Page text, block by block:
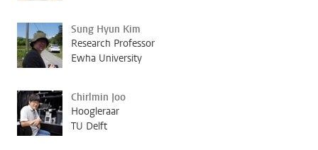
Sung Hyun Kim
Research Professor
Ewha University
Chirlmin Joo
Hoogleraar
TU Delft